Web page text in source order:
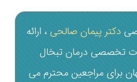
دکتر پیمان صالحی ، ارائه
تخصصی درمان تبخال
برای مراجعین محترم می‌